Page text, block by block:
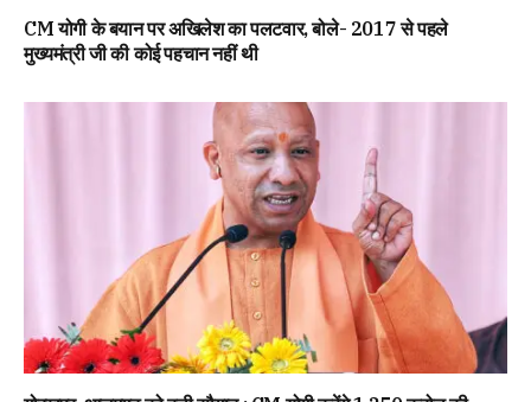
CM योगी के बयान पर अखिलेश का पलटवार, बोले- 2017 से पहले
मुख्यमंत्री जी की कोई पहचान नहीं थी